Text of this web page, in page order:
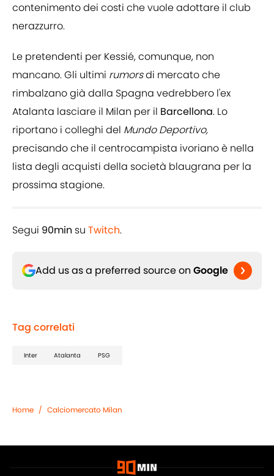
contenimento dei costi che vuole adottare il club
nerazzurro.
Le pretendenti per Kessié, comunque, non
mancano. Gli ultimi rumorsdi mercato che
rimbalzano già dalla Spagna vedrebbero l'ex
Atalanta lasciare il Milan per il Barcellona. Lo
riportano i colleghi del Mundo Deportivo,
precisando che il centrocampista ivoriano è nella
lista degli acquisti della società blaugrana per la
prossima stagione.
Segui 90min su Twitch.
Add us as a preferred source on Google
Tag correlati
Inter Atalanta PSG
Home / Calciomercato Milan